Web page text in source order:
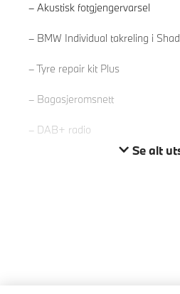
Akustisk fotgjengervarsel
BMW Individual takreling i
Tyre repair kit Plus
Bagasjeromsnett
DAB+ radio
Se alt